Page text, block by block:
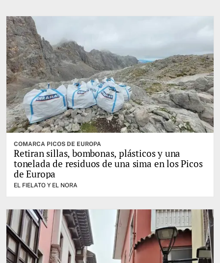
COMARCA PICOS DE EUROPA
Retiran sillas, bombonas, plásticos y una
tonelada de residuos de una sima en los Picos
de Europa
EL FIELATO Y EL NORA